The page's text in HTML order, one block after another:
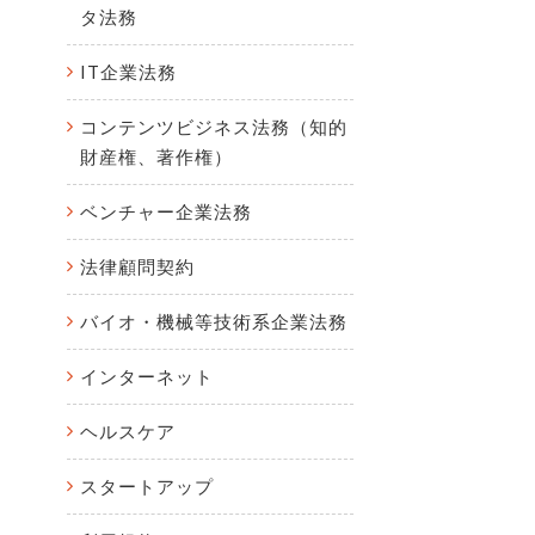
タ法務
IT企業法務
コンテンツビジネス法務（知的
財産権、著作権）
ベンチャー企業法務
法律顧問契約
バイオ・機械等技術系企業法務
インターネット
ヘルスケア
スタートアップ